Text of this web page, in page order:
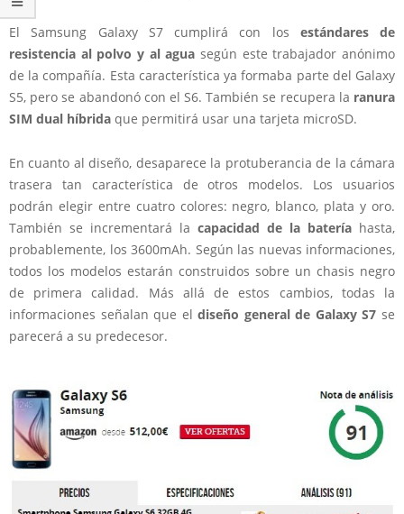
El Samsung Galaxy S7 cumplirá con los estándares de
resistencia al polvo y al agua según este trabajador anónimo
de la compañía. Esta característica ya formaba parte del Galaxy
S5, pero se abandonó con el S6. También se recupera la ranura
SIM dual híbrida que permitirá usar una tarjeta microSD.
En cuanto al diseño, desaparece la protuberancia de la cámara
trasera tan característica de otros modelos. Los usuarios
podrán elegir entre cuatro colores: negro, blanco, plata y oro.
También se incrementará la capacidad de la batería hasta,
probablemente, los 3600mAh. Según las nuevas informaciones,
todos los modelos estarán construidos sobre un chasis negro
de primera calidad. Más allá de estos cambios, todas la
informaciones señalan que eldiseño general de Galaxy S7 se
parecerá a su predecesor.